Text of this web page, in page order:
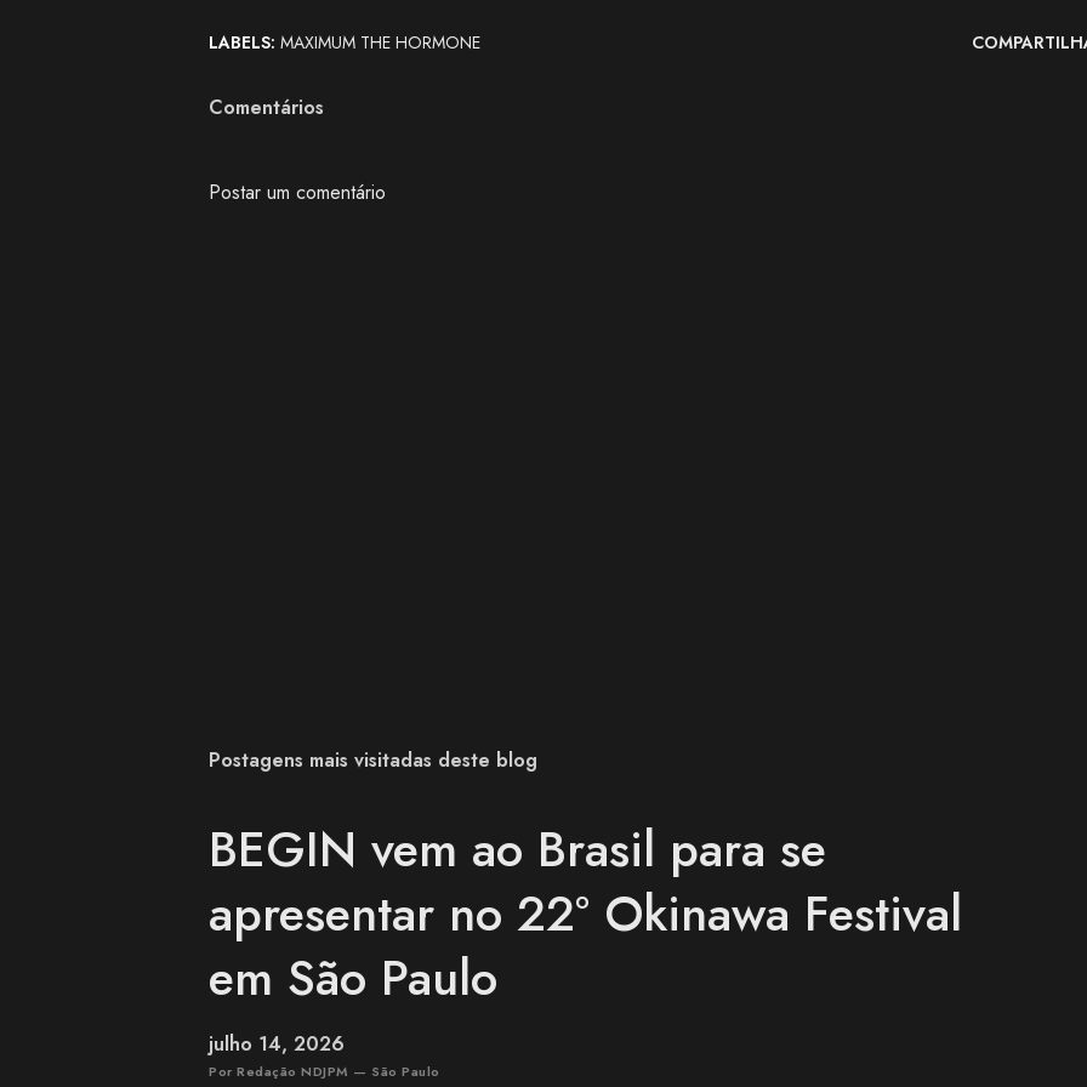
LABELS: MAXIMUM THE HORMONE
Comentários
Postar um comentário
Postagens mais visitadas deste blog
BEGIN vem ao Brasil para se
apresentar no 22º Okinawa Festival
em São Paulo
julho 14, 2026
Por Redação NDJPM — São Paulo